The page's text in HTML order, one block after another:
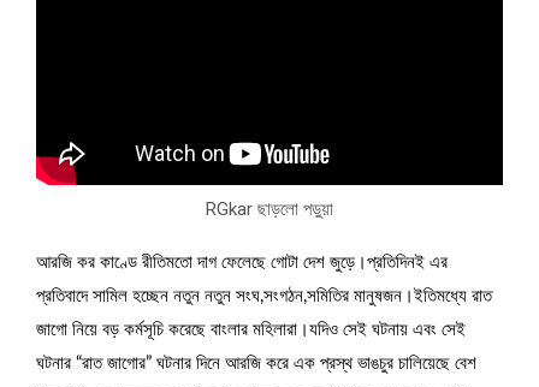
RGkar ছাড়লো পড়ুয়া
আরজি কর কাণ্ডে রীতিমতো দাগ ফেলেছে গোটা দেশ জুড়ে।প্রতিদিনই এর
প্রতিবাদে সামিল হচ্ছেন নতুন নতুন সংঘ,সংগঠন,সমিতির মানুষজন।ইতিমধ্যে রাত
জাগো নিয়ে বড় কর্মসূচি করেছে বাংলার মহিলারা।যদিও সেই ঘটনায় এবং সেই
ঘটনার “রাত জাগোর” ঘটনার দিনে আরজি করে এক প্রস্থ ভাঙচুর চালিয়েছে বেশ